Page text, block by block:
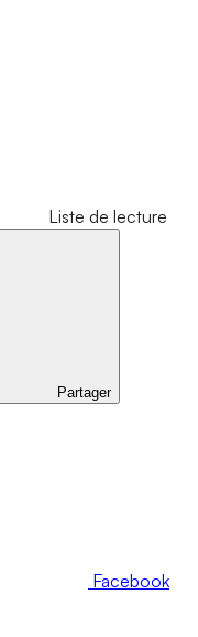
Liste de lecture
Partager
Facebook